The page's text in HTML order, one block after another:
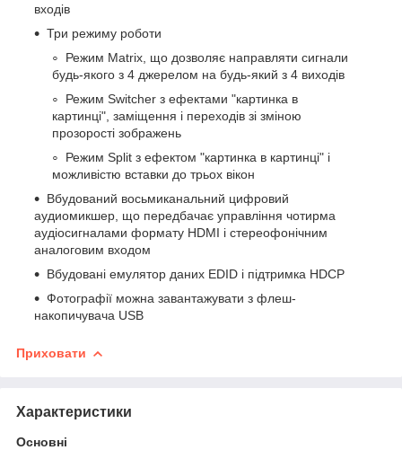
входів
Три режиму роботи
Режим Matrix, що дозволяє направляти сигнали
будь-якого з 4 джерелом на будь-який з 4 виходів
Режим Switcher з ефектами "картинка в
картинці", заміщення і переходів зі зміною
прозорості зображень
Режим Split з ефектом "картинка в картинці" і
можливістю вставки до трьох вікон
Вбудований восьмиканальний цифровий
аудиомикшер, що передбачає управління чотирма
аудіосигналами формату HDMI і стереофонічним
аналоговим входом
Вбудовані емулятор даних EDID і підтримка HDCP
Фотографії можна завантажувати з флеш-
накопичувача USB
Приховати
Характеристики
Основні